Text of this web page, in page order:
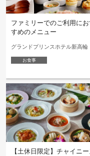
ファミリーでのご利用にお
すめのメニュー
グランドプリンスホテル新高輪
お食事
【土休日限定】チャイニ